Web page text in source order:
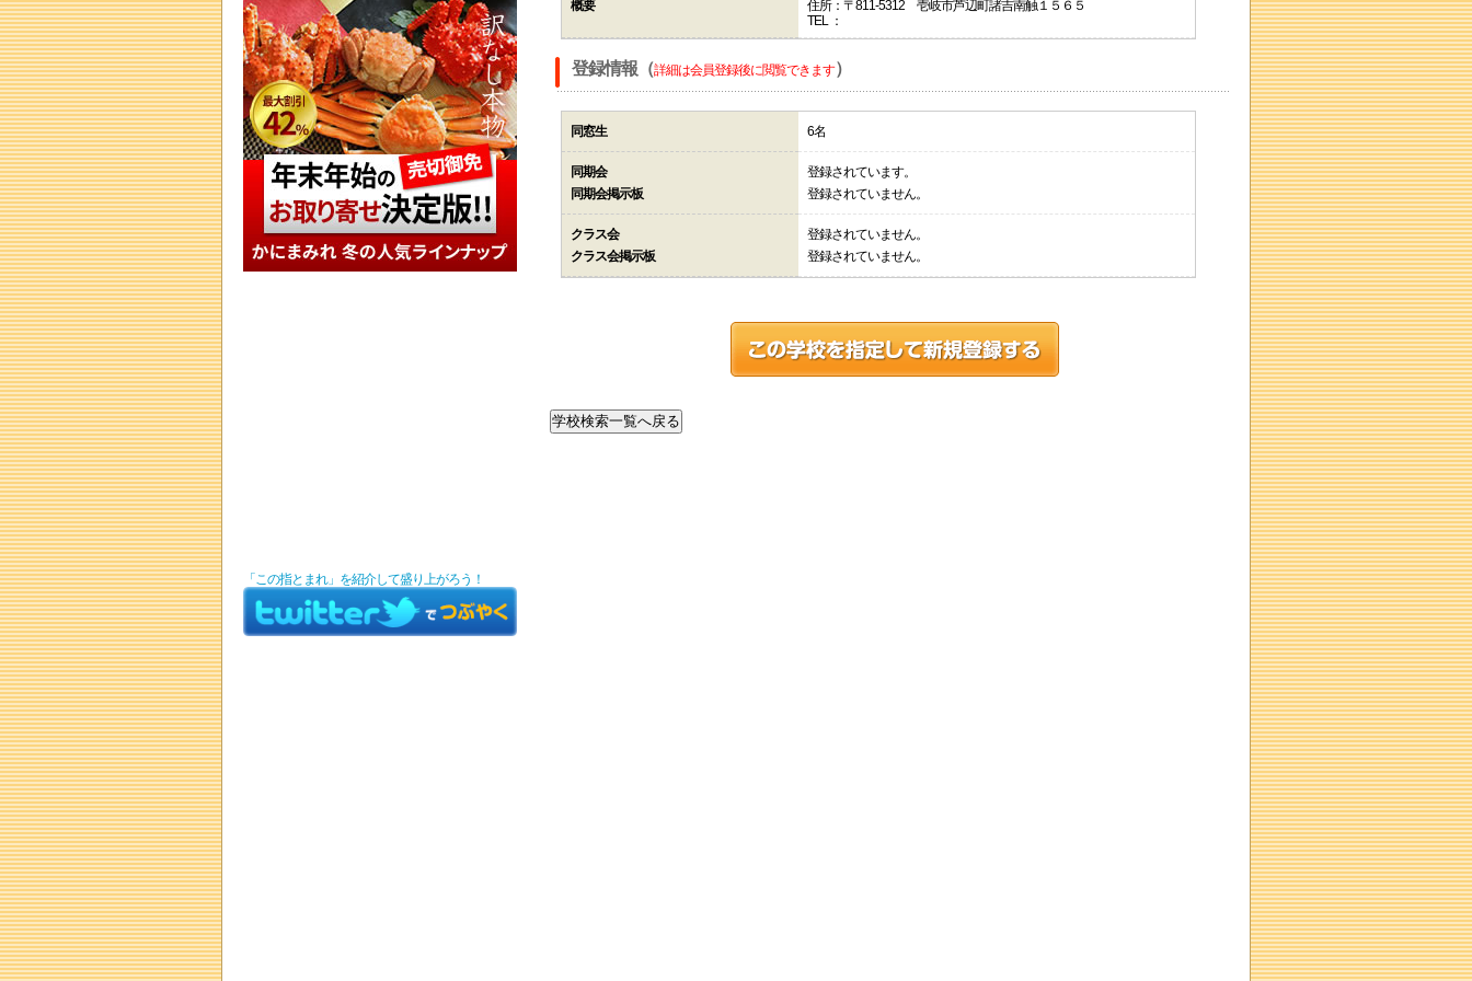
概要
住所：〒811-5312 壱岐市芦辺町諸吉南触１５６５
TEL ：
登録情報（詳細は会員登録後に閲覧できます）
同窓生 6名
同期会
同期会掲示板
登録されています。
登録されていません。
クラス会
クラス会掲示板
登録されていません。
登録されていません。
「この指とまれ」を紹介して盛り上がろう！